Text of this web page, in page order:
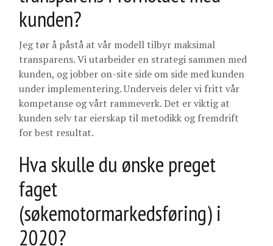
kunden?
Jeg tør å påstå at vår modell tilbyr maksimal
transparens. Vi utarbeider en strategi sammen med
kunden, og jobber on-site side om side med kunden
under implementering. Underveis deler vi fritt vår
kompetanse og vårt rammeverk. Det er viktig at
kunden selv tar eierskap til metodikk og fremdrift
for best resultat.
Hva skulle du ønske preget
faget
(søkemotormarkedsføring) i
2020?